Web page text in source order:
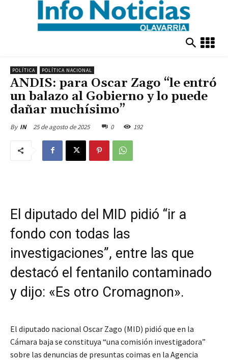
POLÍTICA POLÍTICA NACIONAL
ANDIS: para Oscar Zago “le entró
un balazo al Gobierno y lo puede
dañar muchísimo”
By IN 25 de agosto de 2025 0 192
El diputado del MID pidió “ir a
fondo con todas las
investigaciones”, entre las que
destacó el fentanilo contaminado
y dijo: «Es otro Cromagnon».
El diputado nacional Oscar Zago (MID) pidió que en la
Cámara baja se constituya “una comisión investigadora”
sobre las denuncias de presuntas coimas en la Agencia